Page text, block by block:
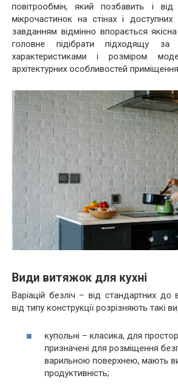
повітрообмін, який позбавить і
мікрочастинок на стінах і
завданням відмінно впорається
головне підібрати підходящу за
характеристиками і розміром
архітектурних особливостей
Види витяжок для кухні
Варіацій безліч – від стандартних до
від типу конструкції розрізняють такі
купольні – класика, для
призначені для розміщення
варильною поверхнею, мають
продуктивність;